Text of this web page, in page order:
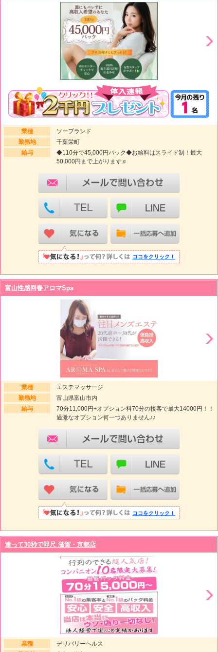
業種
ソープランド
勤務地
千葉栄町
給与
◆110分で45,000円バック◆お給料はスライド制！最大
50,000円まで上がります♬
ココをクリック！
富山性感回春アロマSpa
業種
エステマッサージ
勤務地
富山県富山市内
給与
70分11,000円+オプション料70分の接客で最大14000円！！
過激なオプション何一つありません♪♪
ココをクリック！
逢って30秒で即尺 滋賀・京都店
業種
デリバリーヘルス